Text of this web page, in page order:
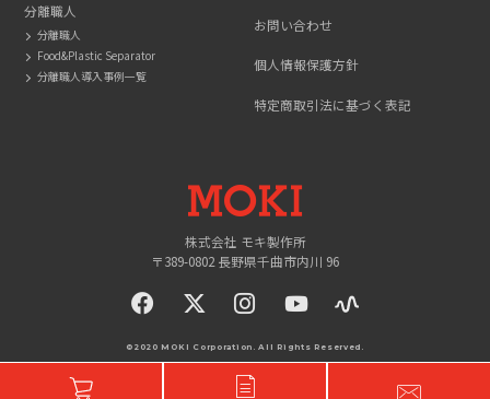
分離職人
分離職人
Food&Plastic Separator
分離職人導入事例一覧
お問い合わせ
個人情報保護方針
特定商取引法に基づく表記
MOKI
株式会社 モキ製作所
〒389-0802 長野県千曲市内川 96
©2020 MOKI Corporation. All Rights Reserved.